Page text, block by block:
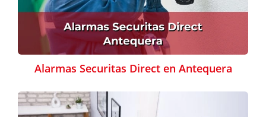
Alarmas Securitas Direct en Antequera